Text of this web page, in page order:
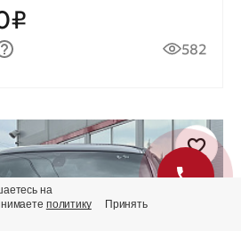
582
на
политику
Принять